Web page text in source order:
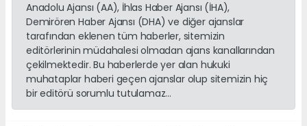
Anadolu Ajansı (AA), İhlas Haber Ajansı (İHA),
Demirören Haber Ajansı (DHA) ve diğer ajanslar
tarafından eklenen tüm haberler, sitemizin
editörlerinin müdahalesi olmadan ajans kanallarından
çekilmektedir. Bu haberlerde yer alan hukuki
muhataplar haberi geçen ajanslar olup sitemizin hiç
bir editörü sorumlu tutulamaz...